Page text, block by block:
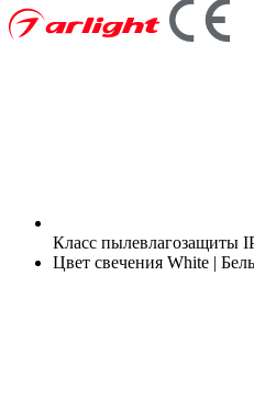
Класс пылевлагозащиты
Цвет свечения White |